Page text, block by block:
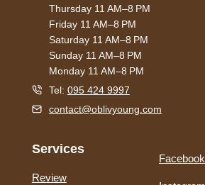
Thursday 11 AM–8 PM
Friday 11 AM–8 PM
Saturday 11 AM–8 PM
Sunday 11 AM–8 PM
Monday 11 AM–8 PM
Tel: 095 424 9997
contact@oblivyoung.com
Services
Review
Facebook